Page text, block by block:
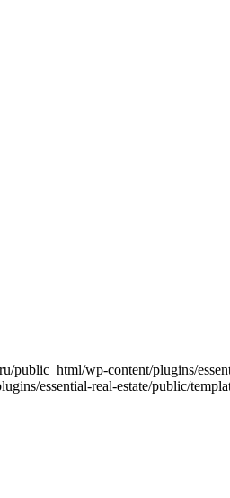
public_html/wp-content/plugins/
essential-real-estate/public/